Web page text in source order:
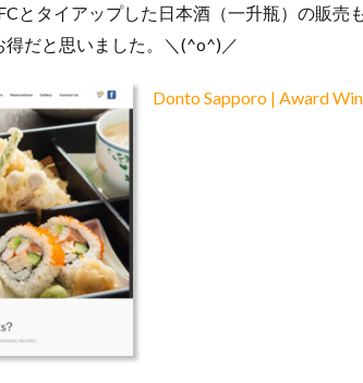
とタイアップした日本酒（一升瓶）の販売
得だと思いました。＼(^o^)／
Donto Sapporo | Award